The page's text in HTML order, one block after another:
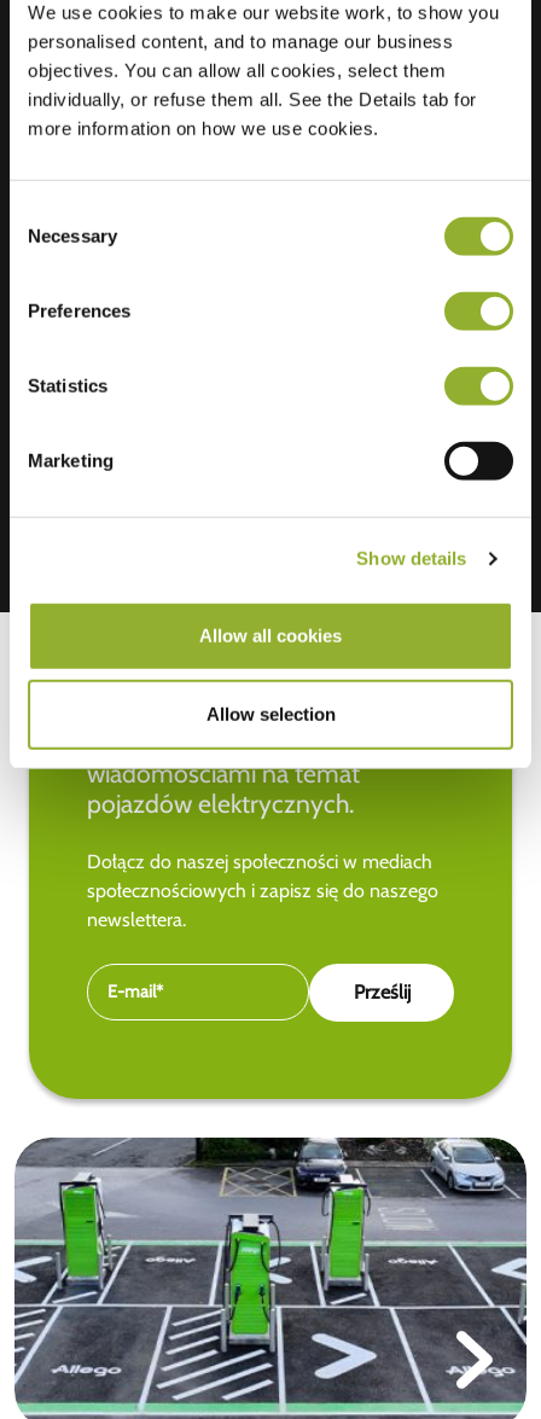
We use cookies to make our website work, to show you
personalised content, and to manage our business
objectives. You can allow all cookies, select them
individually, or refuse them all. See the Details tab for
more information on how we use cookies.
Selection
Necessary
Preferences
Statistics
Marketing
Show details
Allow all cookies
Allow selection
Amersfoort
Holandia
Regular Charging 0 of 2 available
Bądź na bieżąco z najnowszymi
wiadomościami na temat
pojazdów elektrycznych.
Dołącz do naszej społeczności w mediach
społecznościowych i zapisz się do naszego
newslettera.